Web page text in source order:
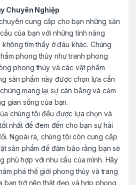
Chuyên Nghiệp
cung cấp cho bạn những sản
của bạn với những tính năng
tìm thấy ở đâu khác. Chúng
phong thủy như tranh phong
phong thủy và các vật phẩm
sản phẩm này được chọn lựa cẩn
mang lại sự cân bằng và cảm
gian sống của bạn.
chúng tôi đều được lựa chọn và
nhất để đem đến cho bạn sự hài
Ngoài ra, chúng tôi còn cung cấp
sản phẩm để đảm bảo rằng bạn sẽ
phù hợp với nhu cầu của mình. Hãy
phá thế giới phong thủy và trang
bạn trở nên thật đẹp và hợp phong